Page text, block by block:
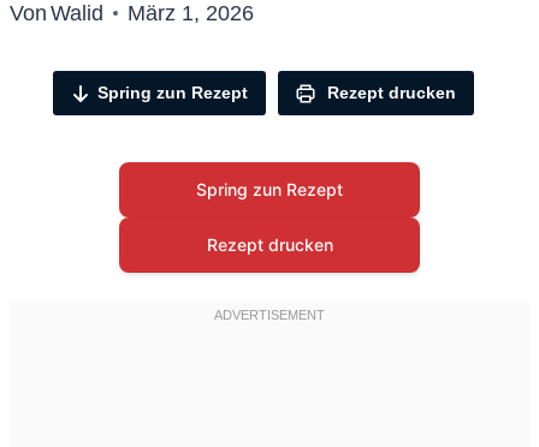
Von Walid März 1, 2026
Spring zun Rezept Rezept drucken
Spring zun Rezept
Rezept drucken